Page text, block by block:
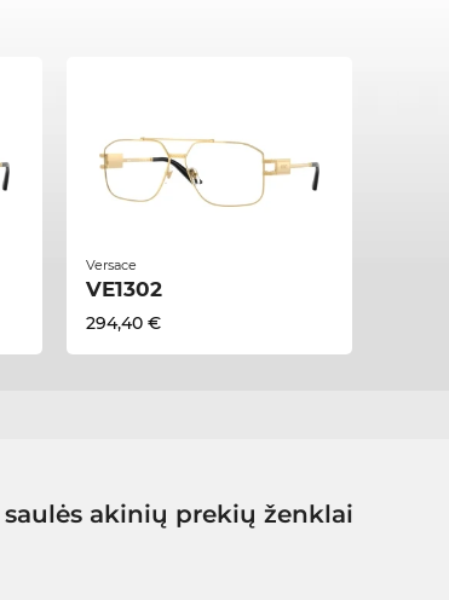
Versace
VE1302
294,40 €
akinių prekių ženklai